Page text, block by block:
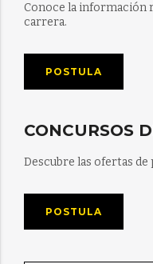
Conoce la información
carrera.
POSTULA
CONCURSOS
Descubre las ofertas
POSTULA